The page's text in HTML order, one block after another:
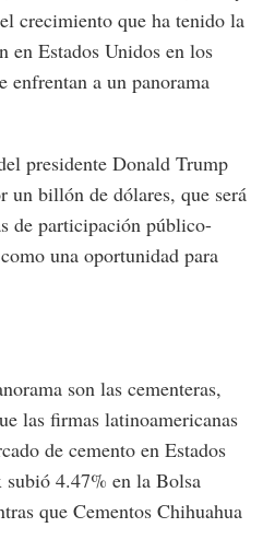
crecimiento que ha tenido la
en Estados Unidos en los
enfrentan a un panorama
presidente Donald Trump
un billón de dólares, que será
de participación público-
una oportunidad para
son las cementeras,
las firmas latinoamericanas
de cemento en Estados
4.47% en la Bolsa
que Cementos Chihuahua